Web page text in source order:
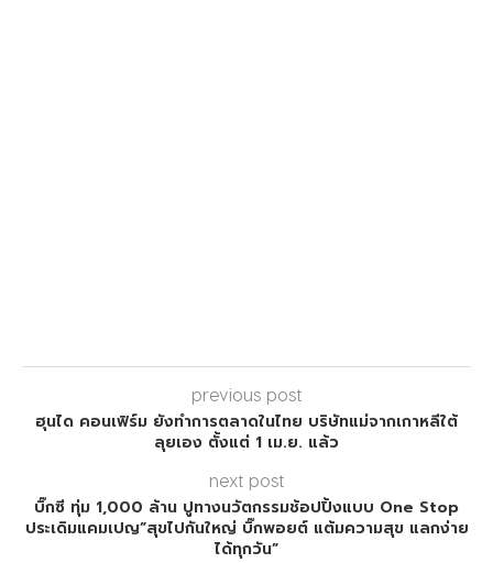
previous post
ฮุนได คอนเฟิร์ม ยังทำการตลาดในไทย บริษัทแม่จากเกาหลีใต้
ลุยเอง ตั้งแต่ 1 เม.ย. แล้ว
next post
บิ๊กซี ทุ่ม 1,000 ล้าน ปูทางนวัตกรรมช้อปปิ้งแบบ One Stop
ประเดิมแคมเปญ”สุขไปกันใหญ่ บิ๊กพอยต์ แต้มความสุข แลกง่าย
ได้ทุกวัน”